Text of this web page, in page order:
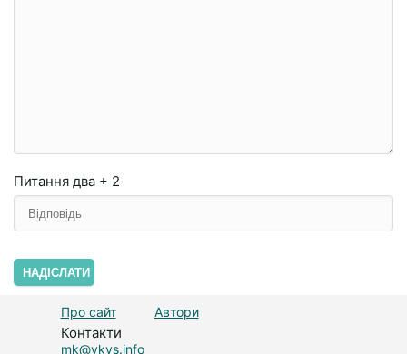
Питання два + 2
НАДІСЛАТИ
Про сайт Автори
Контакти
mk@vkys.info